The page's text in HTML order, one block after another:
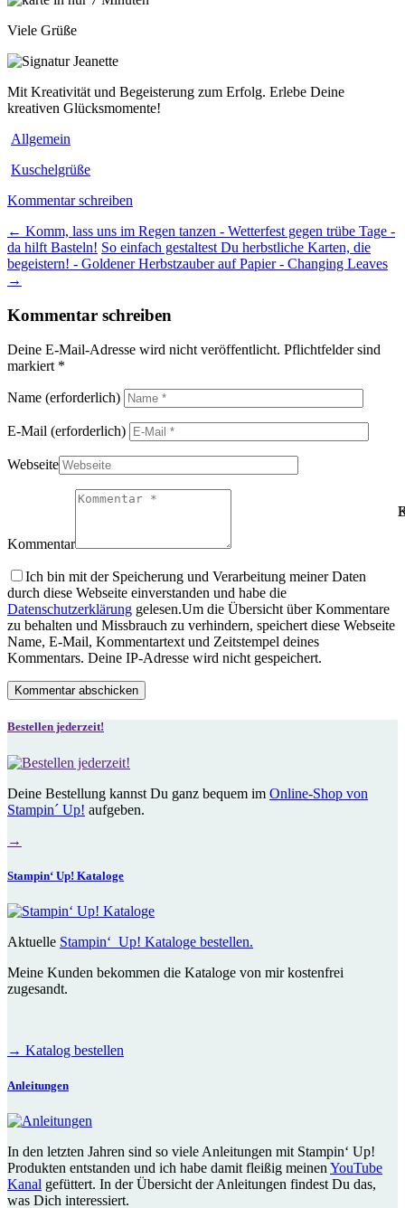
Viele Grüße
Mit Kreativität und Begeisterung zum Erfolg. Erlebe Deine
kreativen Glücksmomente!
Allgemein
Kuschelgrüße
Kommentar schreiben
← Komm, lass uns im Regen tanzen - Wetterfest gegen trübe Tage -
da hilft Basteln! So einfach gestaltest Du herbstliche Karten, die
begeistern! - Goldener Herbstzauber auf Papier - Changing Leaves
→
Kommentar schreiben
Deine E-Mail-Adresse wird nicht veröffentlicht. Pflichtfelder sind
markiert *
Name (erforderlich)
E-Mail (erforderlich)
Webseite
Kommentar
Ich bin mit der Speicherung und Verarbeitung meiner Daten
durch diese Webseite einverstanden und habe die
Datenschutzerklärung gelesen.Um die Übersicht über Kommentare
zu behalten und Missbrauch zu verhindern, speichert diese Webseite
Name, E-Mail, Kommentartext und Zeitstempel deines
Kommentars. Deine IP-Adresse wird nicht gespeichert.
Bestellen jederzeit!
Deine Bestellung kannst Du ganz bequem im Online-Shop von
Stampin´ Up! aufgeben.
→
Stampin‘ Up! Kataloge
Aktuelle Stampin‘ Up! Kataloge bestellen.
Meine Kunden bekommen die Kataloge von mir kostenfrei
zugesandt.
→ Katalog bestellen
Anleitungen
In den letzten Jahren sind so viele Anleitungen mit Stampin‘ Up!
Produkten entstanden und ich habe damit fleißig meinen YouTube
Kanal gefüttert. In der Übersicht der Anleitungen findest Du das,
was Dich interessiert.